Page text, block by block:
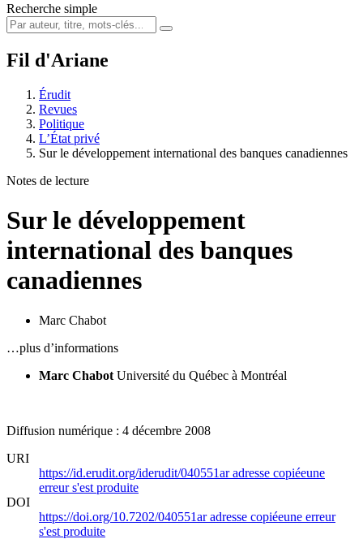
Recherche simple
Fil d'Ariane
Érudit
Revues
Politique
L’État privé
Sur le développement international des banques canadiennes
Notes de lecture
Sur le développement
international des banques
canadiennes
Marc Chabot
…plus d’informations
Marc Chabot Université du Québec à Montréal
Diffusion numérique : 4 décembre 2008
URI
https://id.erudit.org/iderudit/040551aradresse copiéeune
erreur s'est produite
DOI
https://doi.org/10.7202/040551aradresse copiéeune erreur
s'est produite